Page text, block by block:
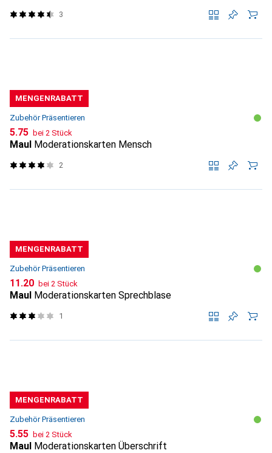
3
MENGENRABATT
Zubehör Präsentieren
CHF
5.75 bei 2 Stück
Maul Moderationskarten Mensch
2
MENGENRABATT
Zubehör Präsentieren
CHF
11.20 bei 2 Stück
Maul Moderationskarten Sprechblase
1
MENGENRABATT
Zubehör Präsentieren
CHF
5.55 bei 2 Stück
Maul Moderationskarten Überschrift